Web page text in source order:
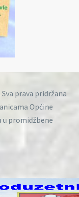
prava pridržana
Općine
u promidžbene